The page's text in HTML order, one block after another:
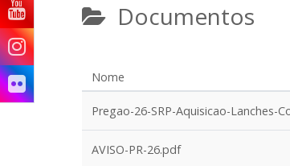
Documentos
Nome
Pregao-26-SRP-Aquisicao-Lanches-
AVISO-PR-26.pdf